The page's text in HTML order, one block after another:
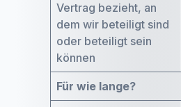
Vertrag bezieht, an
dem wir beteiligt sind
oder beteiligt sein
können
Für wie lange?